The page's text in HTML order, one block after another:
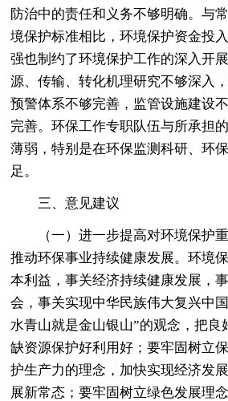
防治中的责任和义务不够明确。与
境保护标准相比，环境保护资金投
强也制约了环境保护工作的深入开
源、传输、转化机理研究不够深入
预警体系不够完善，监管设施建设
完善。环保工作专职队伍与所承担
薄弱，特别是在环保监测科研、环
足。
三、意见建议
（一）进一步提高对环境保护
推动环保事业持续健康发展。环境
本利益，事关经济持续健康发展，
会，事关实现中华民族伟大复兴中
水青山就是金山银山”的观念，把良
缺资源保护好利用好；要牢固树立
护生产力的理念，加快实现经济发
展新常态；要牢固树立绿色发展理